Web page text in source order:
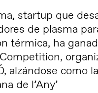
startup que
de plasma
térmica, ha
alzándose como
de l’Any’